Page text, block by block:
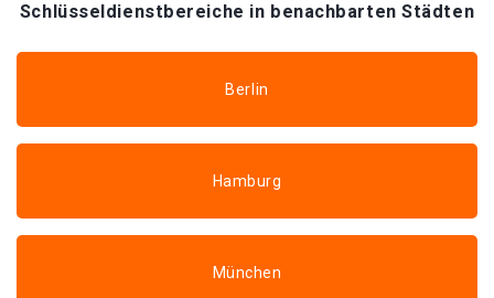
Schlüsseldienstbereiche in benachbarten Städten
Berlin
Hamburg
München